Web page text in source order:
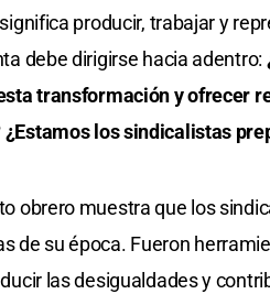
producir, trabajar y
debe dirigirse hacia adentro:
transformación y ofrecer
los sindicalistas
obrero muestra que los
de su época. Fueron
las desigualdades y